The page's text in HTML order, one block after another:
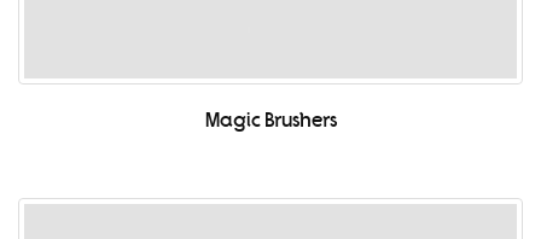
Magic Brushers